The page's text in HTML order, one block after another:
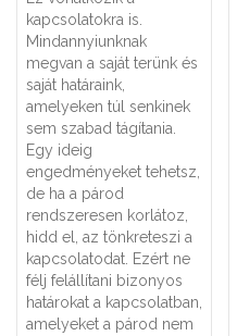
kapcsolatokra is.
Mindannyiunknak
megvan a saját terünk és
saját határaink,
amelyeken túl senkinek
sem szabad tágítania.
Egy ideig
engedményeket tehetsz,
de ha a párod
rendszeresen korlátoz,
hidd el, az tönkreteszi a
kapcsolatodat. Ezért ne
félj felállítani bizonyos
határokat a kapcsolatban,
amelyeket a párod nem